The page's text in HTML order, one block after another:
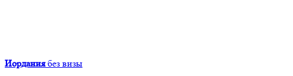
Иордания без визы